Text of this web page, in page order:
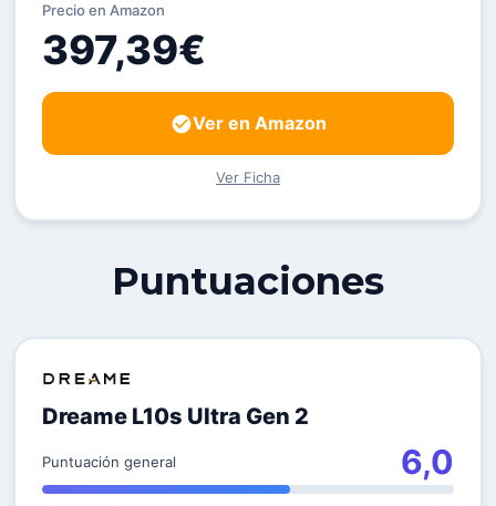
Precio en Amazon
397,39€
Ver en Amazon
Ver Ficha
Puntuaciones
Dreame L10s Ultra Gen 2
Puntuación general 6,0